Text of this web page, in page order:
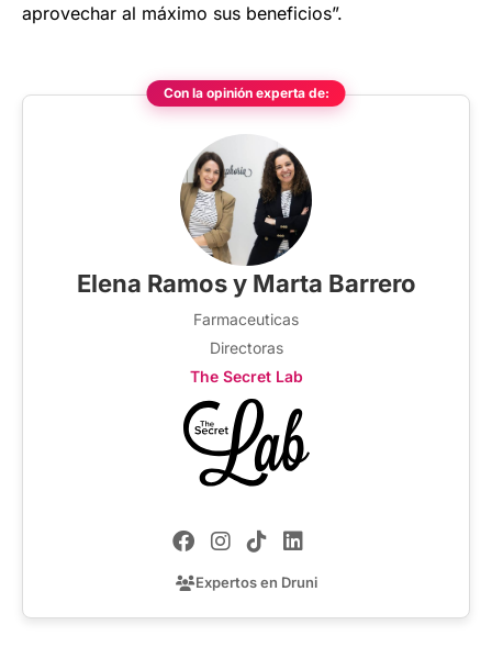
aprovechar al máximo sus beneficios”.
Con la opinión experta de:
Elena Ramos y Marta Barrero
Farmaceuticas
Directoras
The Secret Lab
Expertos en Druni